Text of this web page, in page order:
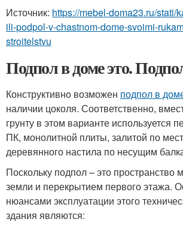
Источник: https://mebel-doma23.ru/stati/
ili-podpol-v-chastnom-dome-svoimi-
stroitelstvu
Подпол в доме это.
Конструктивно возможен подпол в
наличии цоколя. Соответственно,
грунту в этом варианте используется
ПК, монолитной плиты, залитой по
деревянного настила по несущим
Поскольку подпол – это пространство
земли и перекрытием первого этажа.
нюансами эксплуатации этого
здания являются: